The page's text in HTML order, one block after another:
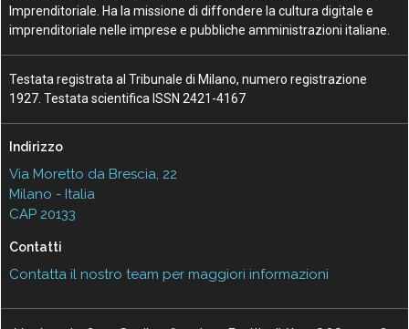
Imprenditoriale. Ha la missione di diffondere la cultura digitale e
imprenditoriale nelle imprese e pubbliche amministrazioni italiane.
Testata registrata al Tribunale di Milano, numero registrazione
1927. Testata scientifica ISSN 2421-4167
Indirizzo
Via Moretto da Brescia, 22
Milano - Italia
CAP 20133
Contatti
Contatta il nostro team per maggiori informazioni